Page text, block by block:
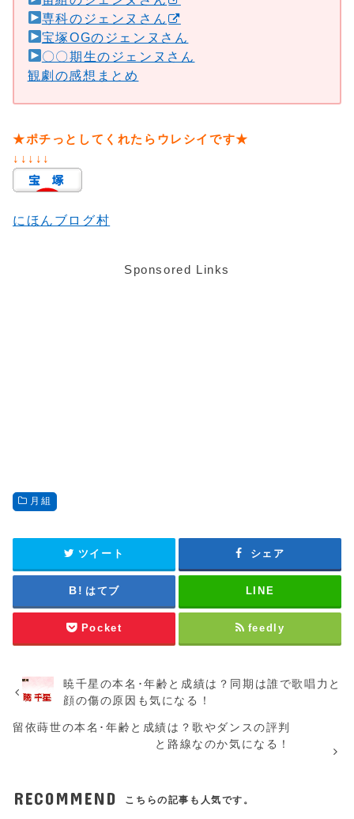
専科のジェンヌさん
宝塚OGのジェンヌさん
〇〇期生のジェンヌさん
観劇の感想まとめ
★ポチっとしてくれたらウレシイです★
↓↓↓↓↓
にほんブログ村
Sponsored Links
月組
ツイート シェア
はてブ LINE
Pocket feedly
暁千星の本名･年齢と成績は？同期は誰で歌唱力と
顔の傷の原因も気になる！
留依蒔世の本名･年齢と成績は？歌やダンスの評判
と路線なのか気になる！
RECOMMEND こちらの記事も人気です。